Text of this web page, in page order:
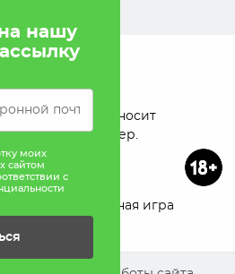
на деньги. Сайт носит
характер.
Ответственная игра
нашу
моих
сайтом
с